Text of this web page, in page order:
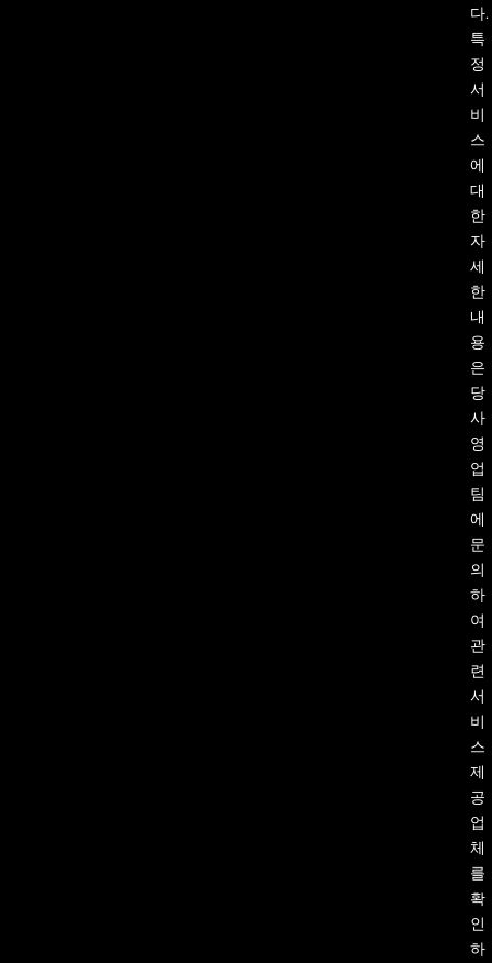
다.
특
정
서
비
스
에
대
한
자
세
한
내
용
은
당
사
영
업
팀
에
문
의
하
여
관
련
서
비
스
제
공
업
체
를
확
인
하